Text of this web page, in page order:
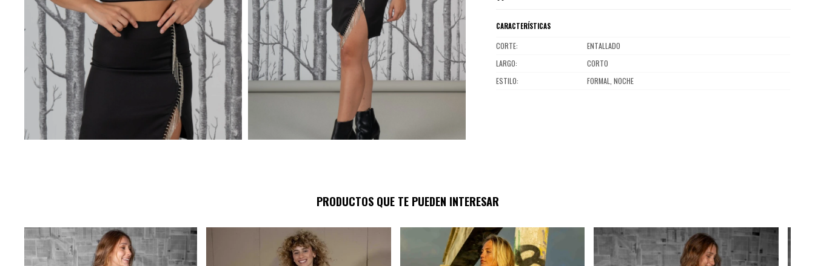
CARACTERÍSTICAS
CORTE
ENTALLADO
LARGO
CORTO
ESTILO
FORMAL, NOCHE
PRODUCTOS QUE TE PUEDEN INTERESAR